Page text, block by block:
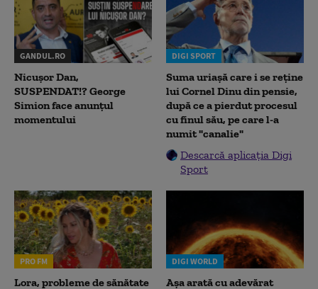
GANDUL.RO
Nicușor Dan,
SUSPENDAT!? George
Simion face anunțul
momentului
DIGI SPORT
Suma uriașă care i se reține
lui Cornel Dinu din pensie,
după ce a pierdut procesul
cu finul său, pe care l-a
numit "canalie"
Descarcă aplicația Digi
Sport
PRO FM
Lora, probleme de sănătate
DIGI WORLD
Așa arată cu adevărat